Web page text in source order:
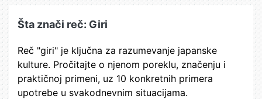
Šta znači reč: Giri
Reč "giri" je ključna za razumevanje japanske
kulture. Pročitajte o njenom poreklu, značenju i
praktičnoj primeni, uz 10 konkretnih primera
upotrebe u svakodnevnim situacijama.